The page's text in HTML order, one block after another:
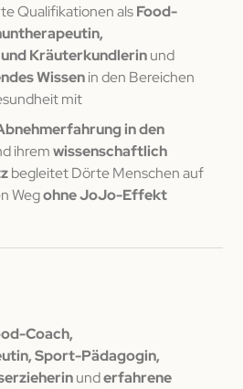
Qualifikationen alsFood-
Kräuterkundlerinund
Wissenin den Bereichen
mit
in den
ihremwissenschaftlich
begleitet Dörte Menschen auf
Wegohne JoJo-Effekt
Coach,
Sport-Pädagogin,
underfahrene